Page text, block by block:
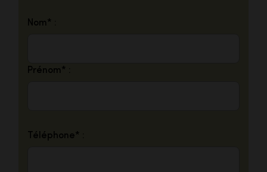
Nom* :
Prénom* :
Téléphone* :